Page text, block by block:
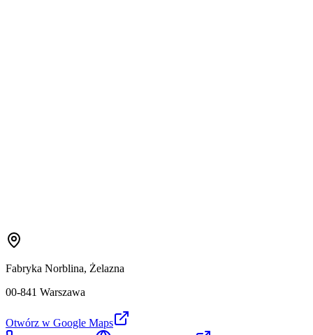
Fabryka Norblina, Żelazna
00-841 Warszawa
Otwórz w Google Maps